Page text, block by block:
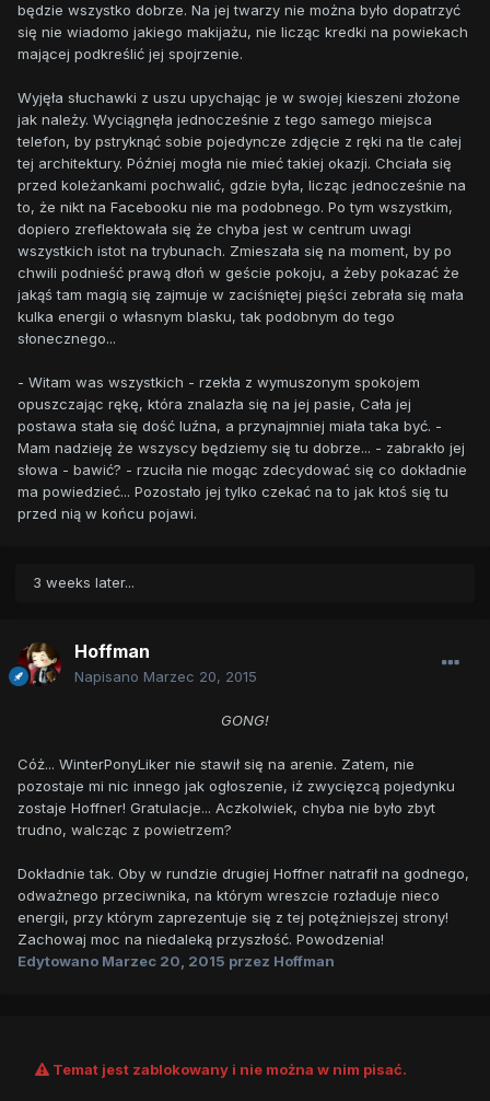
będzie wszystko dobrze. Na jej twarzy nie można było dopatrzyć
się nie wiadomo jakiego makijażu, nie licząc kredki na powiekach
mającej podkreślić jej spojrzenie.
Wyjęła słuchawki z uszu upychając je w swojej kieszeni złożone
jak należy. Wyciągnęła jednocześnie z tego samego miejsca
telefon, by pstryknąć sobie pojedyncze zdjęcie z ręki na tle całej
tej architektury. Później mogła nie mieć takiej okazji. Chciała się
przed koleżankami pochwalić, gdzie była, licząc jednocześnie na
to, że nikt na Facebooku nie ma podobnego. Po tym wszystkim,
dopiero zreflektowała się że chyba jest w centrum uwagi
wszystkich istot na trybunach. Zmieszała się na moment, by po
chwili podnieść prawą dłoń w geście pokoju, a żeby pokazać że
jakąś tam magią się zajmuje w zaciśniętej pięści zebrała się mała
kulka energii o własnym blasku, tak podobnym do tego
słonecznego...
- Witam was wszystkich - rzekła z wymuszonym spokojem
opuszczając rękę, która znalazła się na jej pasie, Cała jej
postawa stała się dość luźna, a przynajmniej miała taka być. -
Mam nadzieję że wszyscy będziemy się tu dobrze... - zabrakło jej
słowa - bawić? - rzuciła nie mogąc zdecydować się co dokładnie
ma powiedzieć... Pozostało jej tylko czekać na to jak ktoś się tu
przed nią w końcu pojawi.
3 weeks later...
Hoffman
Napisano Marzec 20, 2015
GONG!
Cóż... WinterPonyLiker nie stawił się na arenie. Zatem, nie
pozostaje mi nic innego jak ogłoszenie, iż zwycięzcą pojedynku
zostaje Hoffner! Gratulacje... Aczkolwiek, chyba nie było zbyt
trudno, walcząc z powietrzem?
Dokładnie tak. Oby w rundzie drugiej Hoffner natrafił na godnego,
odważnego przeciwnika, na którym wreszcie rozładuje nieco
energii, przy którym zaprezentuje się z tej potężniejszej strony!
Zachowaj moc na niedaleką przyszłość. Powodzenia!
Edytowano Marzec 20, 2015 przez Hoffman
Temat jest zablokowany i nie można w nim pisać.